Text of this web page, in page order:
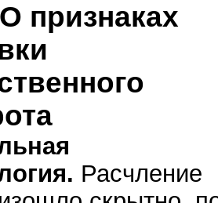
О признаках
Расчление